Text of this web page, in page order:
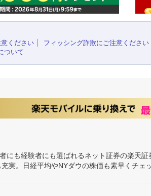
意ください
フィッシング詐欺にご注意ください
ついて
にも経験者にも選ばれるネット証券の楽天
実。日経平均やNYダウの株価も素早くチェ